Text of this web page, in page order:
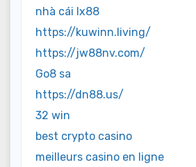
nhà cái lx88
https://kuwinn.living/
https://jw88nv.com/
Go8 sa
https://dn88.us/
32 win
best crypto casino
meilleurs casino en ligne